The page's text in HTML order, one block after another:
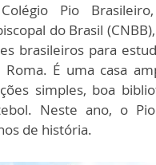
Pio
do Brasil
brasileiros para
Roma. É uma casa
simples, boa
Neste ano, o
de história.